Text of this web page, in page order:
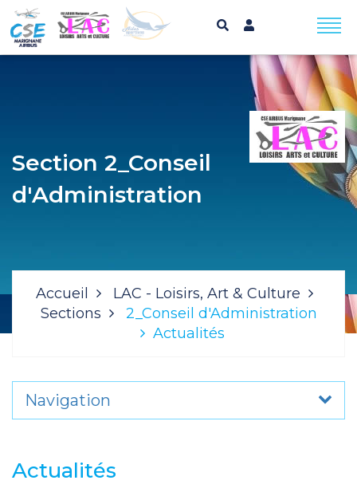
Section 2_Conseil
d'Administration
Accueil
LAC - Loisirs, Art & Culture
Sections
2_Conseil d'Administration
Actualités
Navigation
Actualités